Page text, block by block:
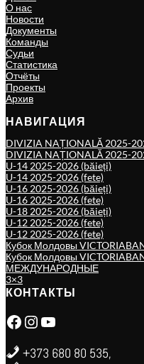
О нас
Новости
Документы
Команды
Судьи
Статистика
Отчёты
Проекты
Архив
НАВИГАЦИЯ
DIVIZIA NAȚIONALĂ 2025-
DIVIZIA NAȚIONALĂ 2025-
U-14 2025-2026 (băieți)
U-14 2025-2026 (fete)
U-16 2025-2026 (băieți)
U-16 2025-2026 (fete)
U-18 2025-2026 (băieți)
U-12 2025-2026 (fete)
U-12 2025-2026 (fete)
Кубок Молдовы
Кубок Молдовы
МЕЖДУНАРОДНЫЕ
3×3
КОНТАКТЫ
Facebook Instagram YouTube
+373 680 80 535,